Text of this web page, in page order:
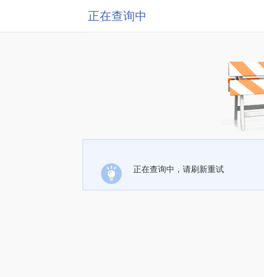
正在查询中
正在查询中，请刷新重试